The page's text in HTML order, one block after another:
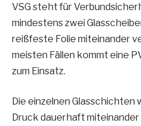
VSG steht für
mindestens zwei
reißfeste Folie miteinander
meisten Fällen kommt eine
zum Einsatz.
Die einzelnen Glasschichten
Druck dauerhaft